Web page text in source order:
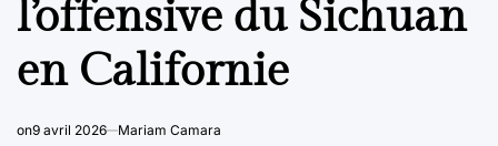
l’offensive du Sichuan
en Californie
on9 avril 2026 Mariam Camara